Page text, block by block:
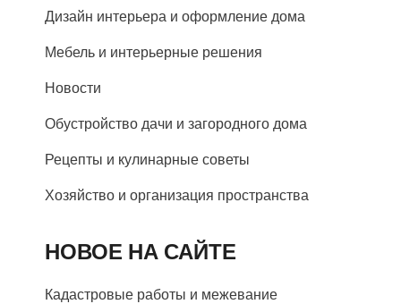
Дизайн интерьера и оформление дома
Мебель и интерьерные решения
Новости
Обустройство дачи и загородного дома
Рецепты и кулинарные советы
Хозяйство и организация пространства
НОВОЕ НА САЙТЕ
Кадастровые работы и межевание